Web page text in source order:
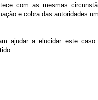
com as mesmas
e cobra das autoridades
ajudar a elucidar este